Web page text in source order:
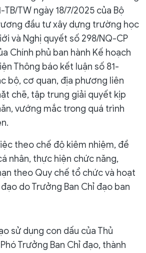
TB/TW ngày 18/7/2025 của Bộ
đầu tư xây dựng trường học
và Nghị quyết số 298/NQ-CP
Chính phủ ban hành Kế hoạch
Thông báo kết luận số 81-
bộ, cơ quan, địa phương liên
chẽ, tập trung giải quyết kịp
vướng mắc trong quá trình
theo chế độ kiêm nhiệm, đề
nhân, thực hiện chức năng,
theo Quy chế tổ chức và hoạt
do Trưởng Ban Chỉ đạo ban
sử dụng con dấu của Thủ
Trưởng Ban Chỉ đạo, thành